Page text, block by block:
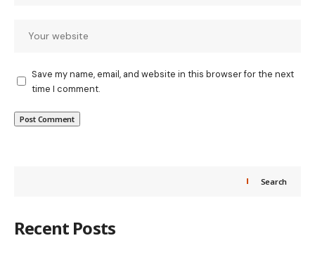
Save my name, email, and website in this browser for the next
time I comment.
Search
Recent Posts